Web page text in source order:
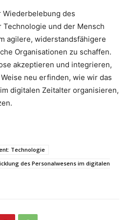
des
Technologie und der Mensch
agilere, widerstandsfähigere
Organisationen zu schaffen.
akzeptieren und integrieren,
neu erfinden, wie wir das
digitalen Zeitalter organisieren,
Technologie
des Personalwesens im digitalen